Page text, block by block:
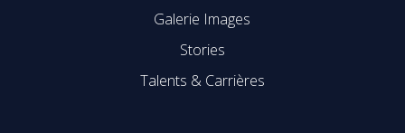
Galerie Images
Stories
Talents & Carrières